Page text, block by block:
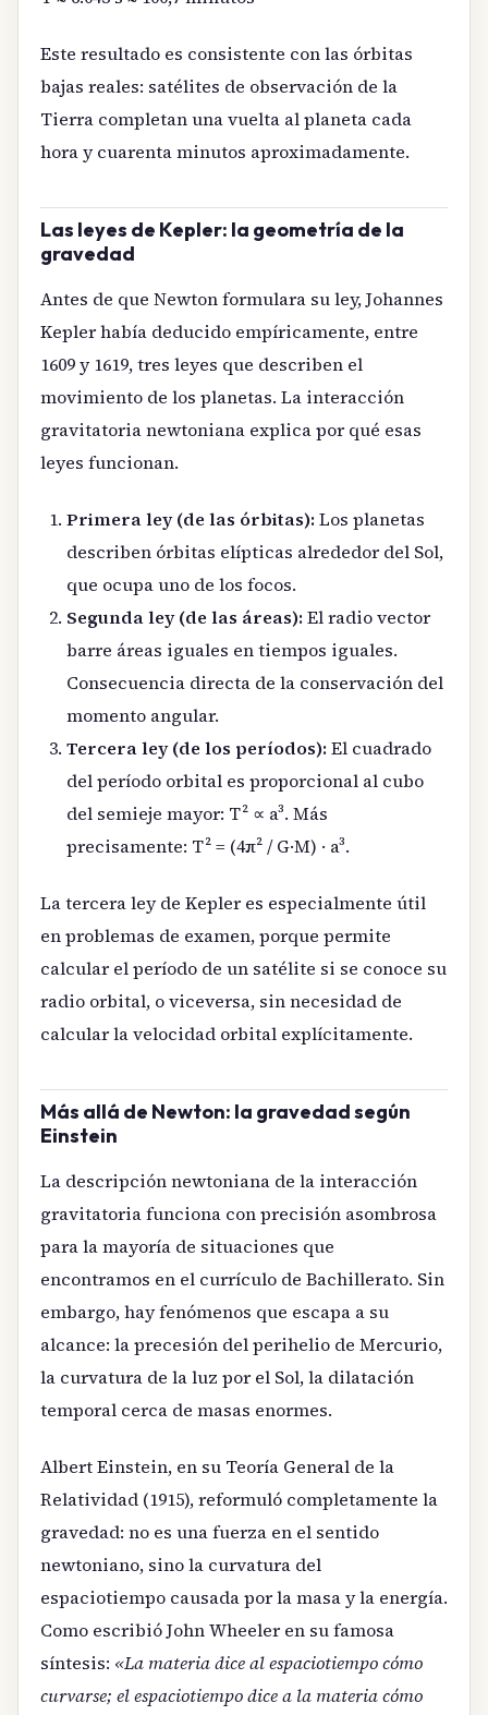
Este resultado es consistente con las órbitas
bajas reales: satélites de observación de la
Tierra completan una vuelta al planeta cada
hora y cuarenta minutos aproximadamente.
Las leyes de Kepler: la geometría de la
gravedad
Antes de que Newton formulara su ley, Johannes
Kepler había deducido empíricamente, entre
1609 y 1619, tres leyes que describen el
movimiento de los planetas. La interacción
gravitatoria newtoniana explica por qué esas
leyes funcionan.
Primera ley (de las órbitas):Los planetas
describen órbitas elípticas alrededor del Sol,
que ocupa uno de los focos.
Segunda ley (de las áreas):El radio vector
barre áreas iguales en tiempos iguales.
Consecuencia directa de la conservación del
momento angular.
Tercera ley (de los períodos):El cuadrado
del período orbital es proporcional al cubo
del semieje mayor: T² ∝ a³. Más
precisamente: T² = (4π² / G·M) · a³.
La tercera ley de Kepler es especialmente útil
en problemas de examen, porque permite
calcular el período de un satélite si se conoce su
radio orbital, o viceversa, sin necesidad de
calcular la velocidad orbital explícitamente.
Más allá de Newton: la gravedad según
Einstein
La descripción newtoniana de la interacción
gravitatoria funciona con precisión asombrosa
para la mayoría de situaciones que
encontramos en el currículo de Bachillerato. Sin
embargo, hay fenómenos que escapa a su
alcance: la precesión del perihelio de Mercurio,
la curvatura de la luz por el Sol, la dilatación
temporal cerca de masas enormes.
Albert Einstein, en su Teoría General de la
Relatividad (1915), reformuló completamente la
gravedad: no es una fuerza en el sentido
newtoniano, sino la curvatura del
espaciotiempo causada por la masa y la energía.
Como escribió John Wheeler en su famosa
síntesis: «La materia dice al espaciotiempo cómo
curvarse; el espaciotiempo dice a la materia cómo